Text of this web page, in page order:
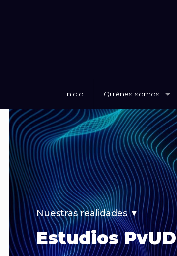
Inicio Quiénes somos
Nuestras realidades ▼
Estudios PvUD